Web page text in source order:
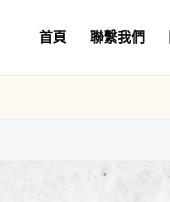
首頁 聯繫我們